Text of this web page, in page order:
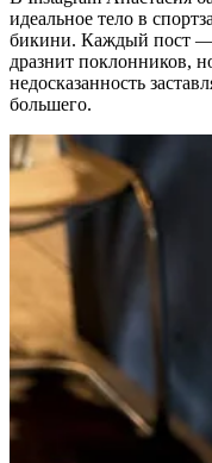
идеальное тело в
бикини. Каждый пост —
дразнит поклонников,
недосказанность
большего.